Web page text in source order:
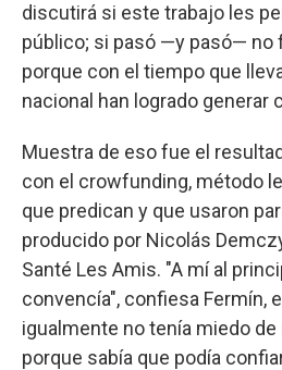
discutirá si este trabajo les
público; si pasó —y pasó— no
porque con el tiempo que
nacional han logrado generar
Muestra de eso fue el
con el crowfunding, método
que predican y que usaron
producido por Nicolás
Santé Les Amis. "A mí al
convencía", confiesa Fermín,
igualmente no tenía miedo de
porque sabía que podía